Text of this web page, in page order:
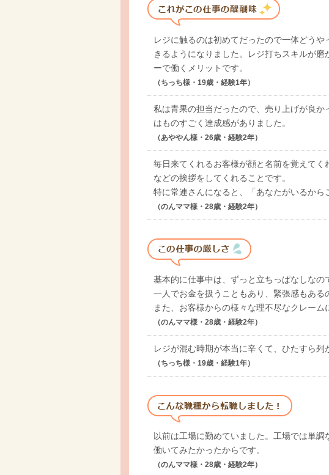
レジに触るのは初めてだったので一体どう
きるようになりました。レジ打ちスキルが
ーで働くメリットです。
（ちっち様・19歳・経験1年）
私は青果の担当だったので、売り上げが良
はものすごく達成感がありました。
（あややん様・26歳・経験2年）
毎日来てくれるお客様が顔と名前を覚えてく
などの挨拶をしてくれることです。
特に常連さんになると、「あなたがいるから
（のんママ様・28歳・経験2年）
基本的に仕事中は、ずっと立ちっぱなしなの
一人でお金を扱うこともあり、緊張感もある
また、お客様からの様々な理不尽なクレーム
（のんママ様・28歳・経験2年）
レジが混む時期が本当に辛くて、ひたすら
（ちっち様・19歳・経験1年）
以前は工場に勤めていました。工場では単
働いてみたかったからです。
（のんママ様・28歳・経験2年）